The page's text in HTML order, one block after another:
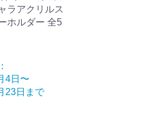
ラアクリルス
ホルダー 全5
4日〜
23日まで